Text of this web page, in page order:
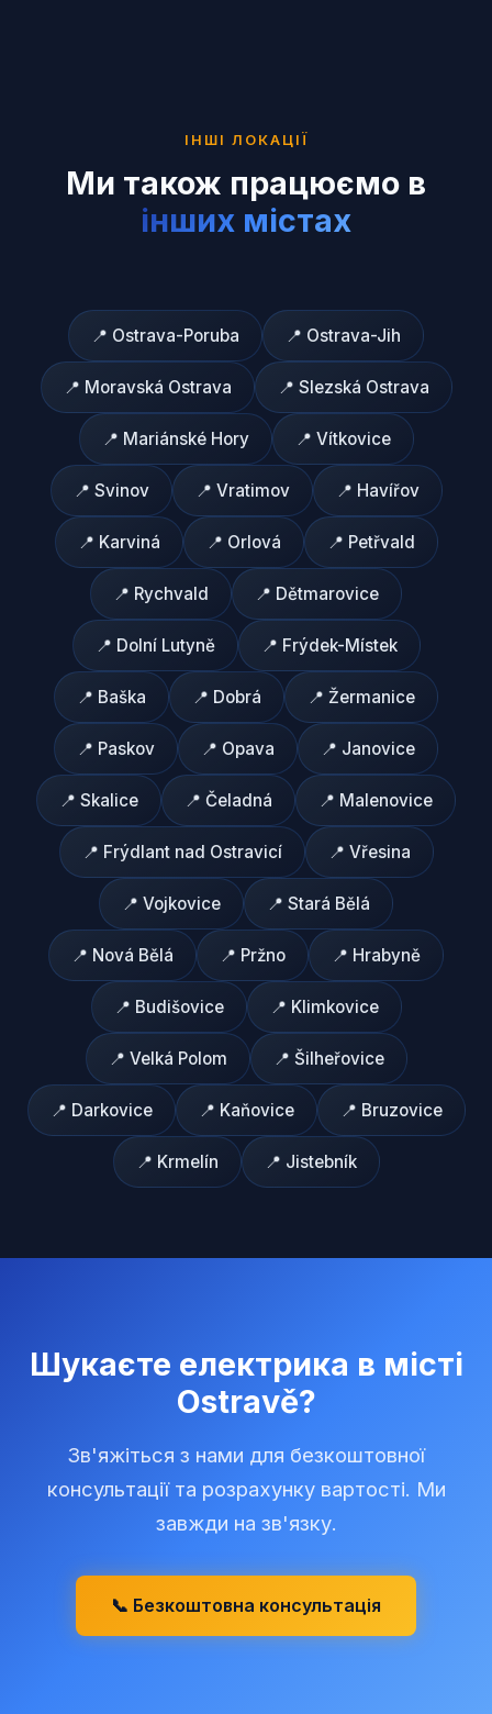
ІНШІ ЛОКАЦІЇ
Ми також працюємо в
інших містах
📍 Ostrava-Poruba 📍 Ostrava-Jih
📍 Moravská Ostrava 📍 Slezská Ostrava
📍 Mariánské Hory 📍 Vítkovice
📍 Svinov 📍 Vratimov 📍 Havířov
📍 Karviná 📍 Orlová 📍 Petřvald
📍 Rychvald 📍 Dětmarovice
📍 Dolní Lutyně 📍 Frýdek-Místek
📍 Baška 📍 Dobrá 📍 Žermanice
📍 Paskov 📍 Opava 📍 Janovice
📍 Skalice 📍 Čeladná 📍 Malenovice
📍 Frýdlant nad Ostravicí 📍 Vřesina
📍 Vojkovice 📍 Stará Bělá
📍 Nová Bělá 📍 Pržno 📍 Hrabyně
📍 Budišovice 📍 Klimkovice
📍 Velká Polom 📍 Šilheřovice
📍 Darkovice 📍 Kaňovice 📍 Bruzovice
📍 Krmelín 📍 Jistebník
Шукаєте електрика в місті
Ostravě?
Зв'яжіться з нами для безкоштовної
консультації та розрахунку вартості. Ми
завжди на зв'язку.
📞 Безкоштовна консультація